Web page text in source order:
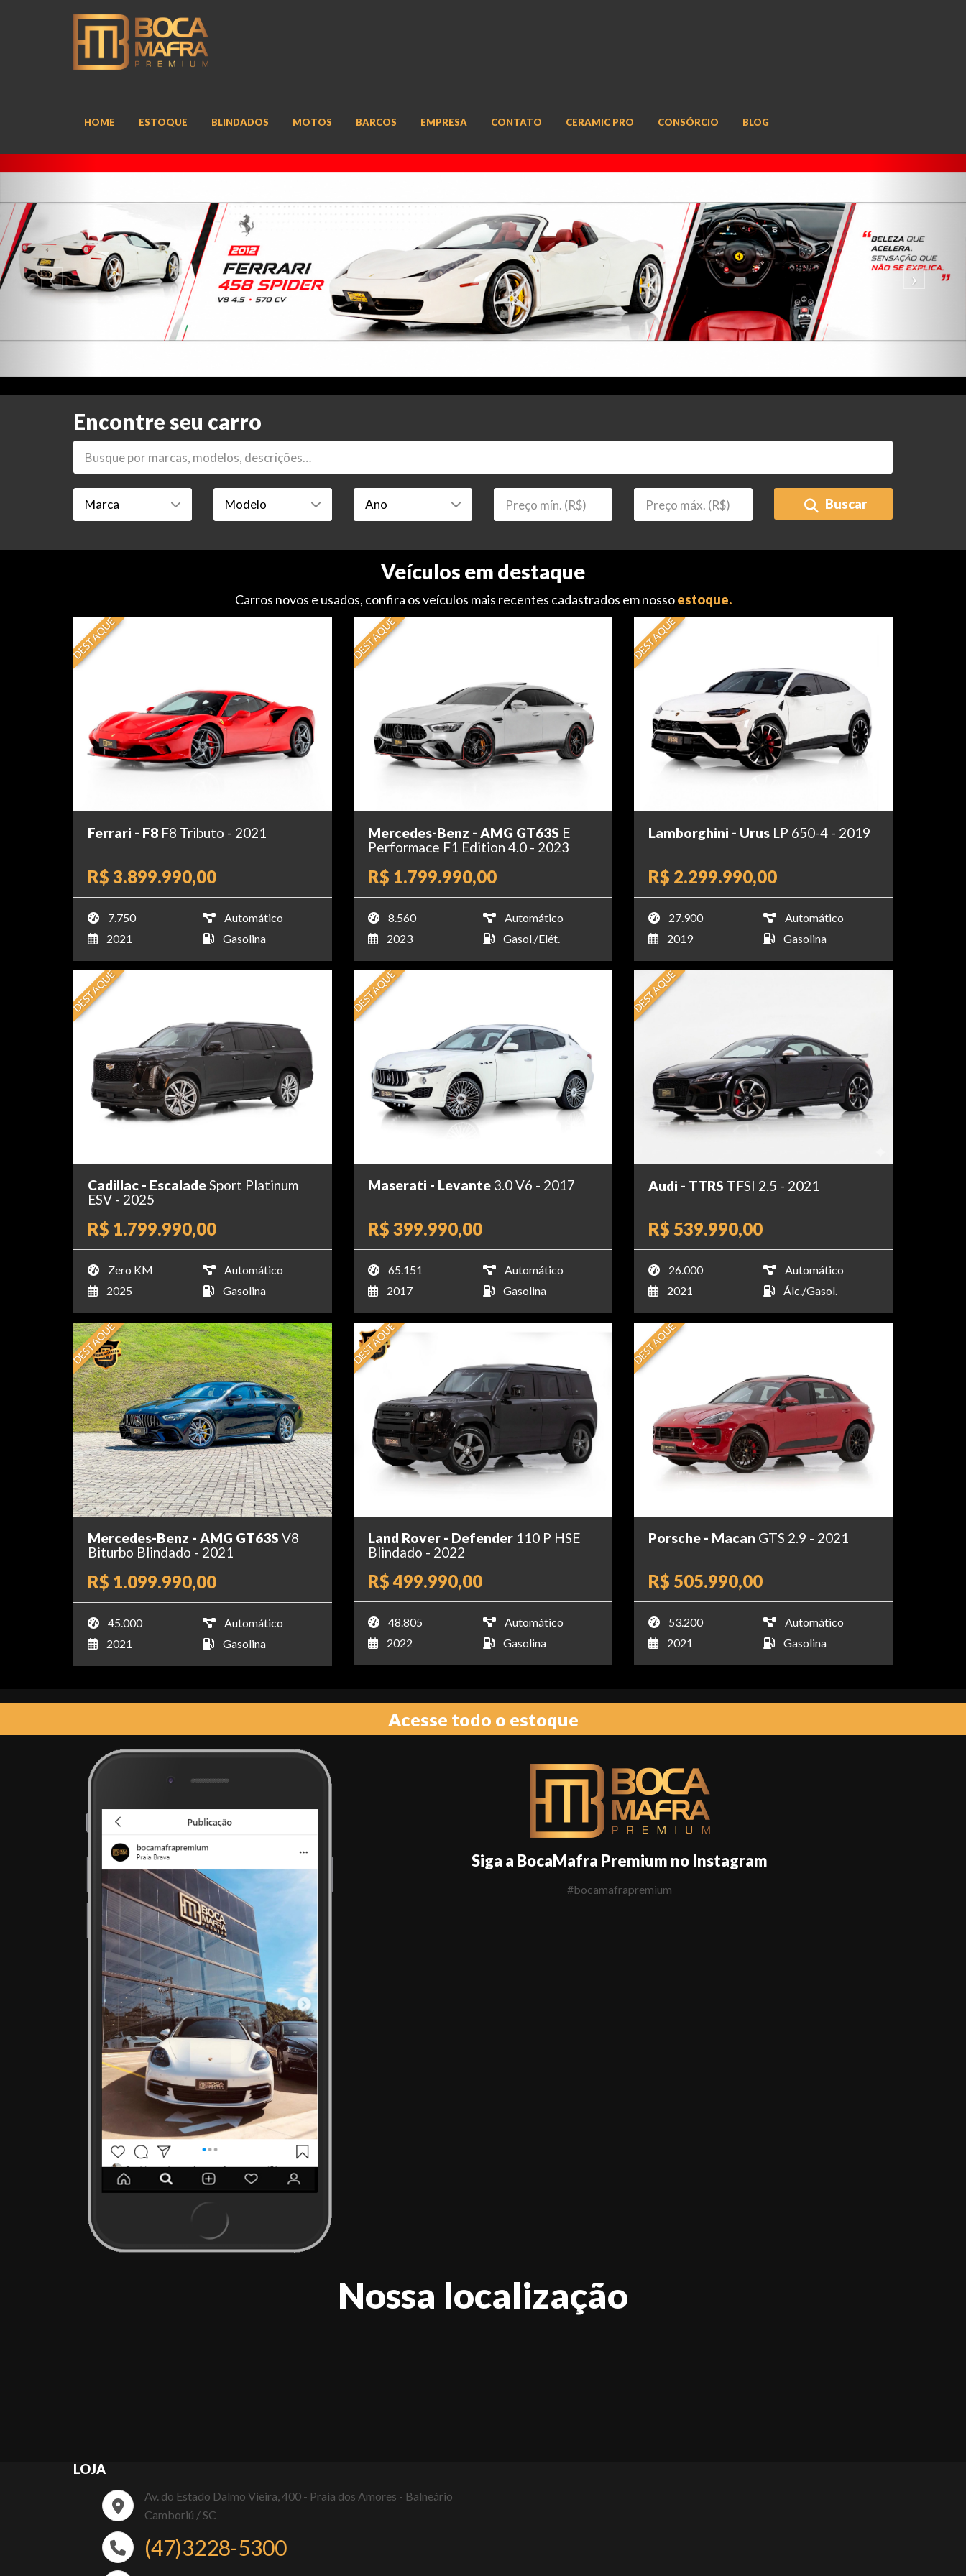
HOME ESTOQUE BLINDADOS MOTOS BARCOS EMPRESA CONTATO CERAMIC PRO CONSÓRCIO BLOG
Encontre seu carro
Buscar
Veículos em destaque
Carros novos e usados, confira os veículos mais recentes cadastrados em nossoestoque.
DESTAQUE
Ferrari - F8 F8 Tributo - 2021
R$ 3.899.990,00
7.750
Automático
2021
Gasolina
DESTAQUE
Mercedes-Benz - AMG GT63S E
Performace F1 Edition 4.0 - 2023
R$ 1.799.990,00
8.560
Automático
2023
Gasol./Elét.
DESTAQUE
Lamborghini - Urus LP 650-4 - 2019
R$ 2.299.990,00
27.900
Automático
2019
Gasolina
DESTAQUE
Cadillac - EscaladeSport Platinum
ESV - 2025
R$ 1.799.990,00
Zero KM
Automático
2025
Gasolina
DESTAQUE
Maserati - Levante 3.0 V6 - 2017
R$ 399.990,00
65.151
Automático
2017
Gasolina
DESTAQUE
Audi - TTRS TFSI 2.5 - 2021
R$ 539.990,00
26.000
Automático
2021
Álc./Gasol.
DESTAQUE
Mercedes-Benz - AMG GT63S V8
Biturbo Blindado - 2021
R$ 1.099.990,00
45.000
Automático
2021
Gasolina
DESTAQUE
Land Rover - Defender 110 P HSE
Blindado - 2022
R$ 499.990,00
48.805
Automático
2022
Gasolina
DESTAQUE
Porsche - Macan GTS 2.9 - 2021
R$ 505.990,00
53.200
Automático
2021
Gasolina
Acesse todo o estoque
Siga a BocaMafra Premium no Instagram
#bocamafrapremium
Nossa localização
LOJA
Av. do Estado Dalmo Vieira, 400 - Praia dos Amores - Balneário
Camboriú / SC
(47)3228-5300